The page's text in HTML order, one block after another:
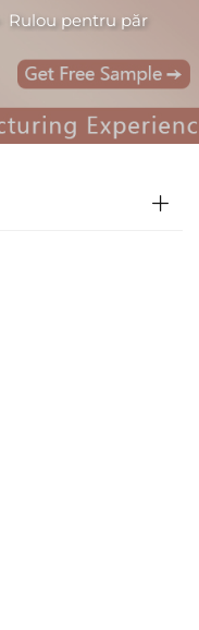
Rulou pentru păr